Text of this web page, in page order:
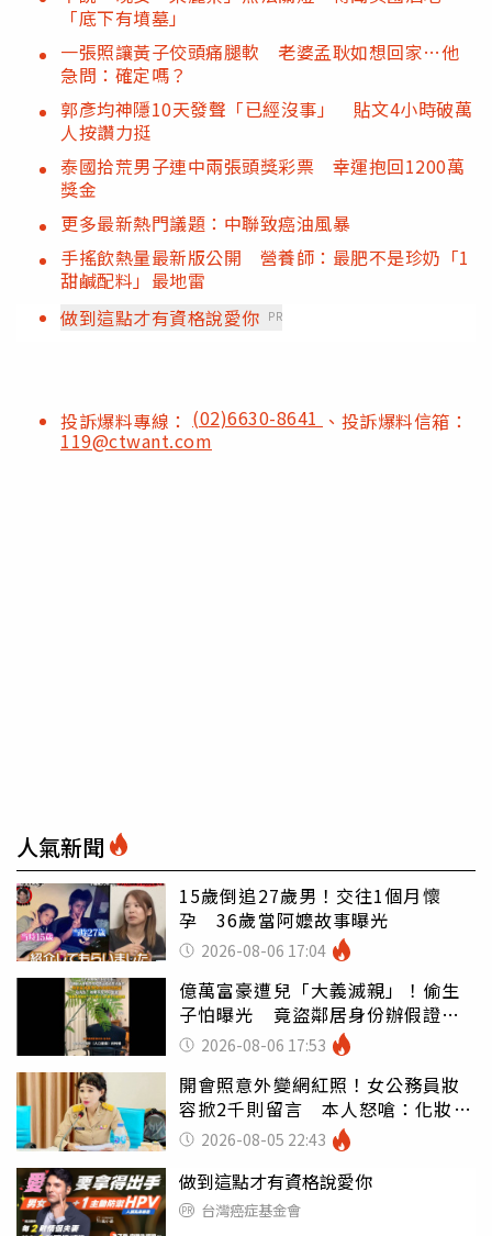
「底下有墳墓」
一張照讓黃子佼頭痛腿軟 老婆孟耿如想回家…他
急問：確定嗎？
郭彥均神隱10天發聲「已經沒事」 貼文4小時破萬
人按讚力挺
泰國拾荒男子連中兩張頭獎彩票 幸運抱回1200萬
獎金
更多最新熱門議題：中聯致癌油風暴
手搖飲熱量最新版公開 營養師：最肥不是珍奶「1
甜鹹配料」最地雷
做到這點才有資格說愛你 PR
投訴爆料專線： (02)6630-8641 、投訴爆料信箱：
119@ctwant.com
人氣新聞
15歲倒追27歲男！交往1個月懷
孕 36歲當阿嬤故事曝光
2026-08-06 17:04
億萬富豪遭兒「大義滅親」！偷生
子怕曝光 竟盜鄰居身份辦假證落
戶 2026-08-06 17:53
開會照意外變網紅照！女公務員妝
容掀2千則留言 本人怒嗆：化妝有
錯嗎2026-08-05 22:43
做到這點才有資格說愛你
台灣癌症基金會